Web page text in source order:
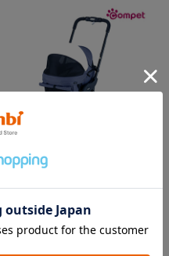
ルファ
新色登場！幌はファスナー式